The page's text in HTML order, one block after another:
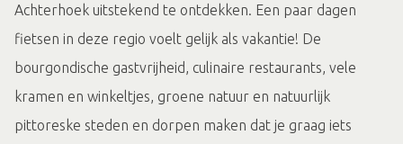
Achterhoek uitstekend te ontdekken. Een paar dagen
fietsen in deze regio voelt gelijk als vakantie! De
bourgondische gastvrijheid, culinaire restaurants, vele
kramen en winkeltjes, groene natuur en natuurlijk
pittoreske steden en dorpen maken dat je graag iets